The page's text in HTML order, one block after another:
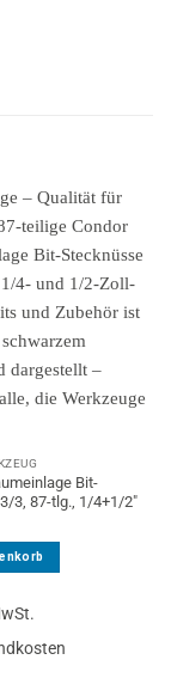
Bit-
3, 87-tlg., 1/4+1/2″